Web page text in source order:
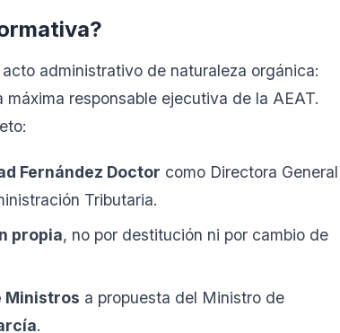
administrativo de naturaleza orgánica:
responsable ejecutiva de la AEAT.
Fernández Doctor como Directora General
Tributaria.
propia, no por destitución ni por cambio de
Ministros a propuesta del Ministro de
.